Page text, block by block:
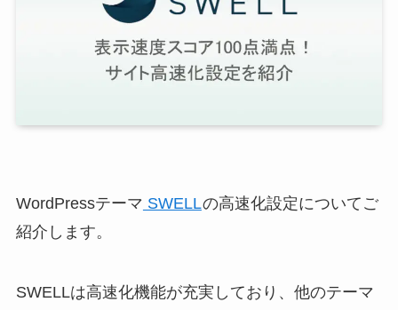
WordPressテーマ SWELLの高速化設定についてご
紹介します。
SWELLは高速化機能が充実しており、他のテーマ